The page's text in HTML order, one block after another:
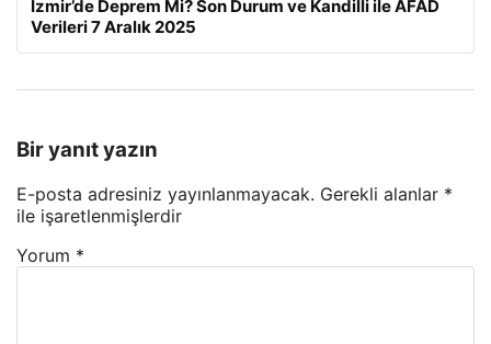
İzmir’de Deprem Mi? Son Durum ve Kandilli ile AFAD
Verileri 7 Aralık 2025
Bir yanıt yazın
E-posta adresiniz yayınlanmayacak. Gerekli alanlar *
ile işaretlenmişlerdir
Yorum *